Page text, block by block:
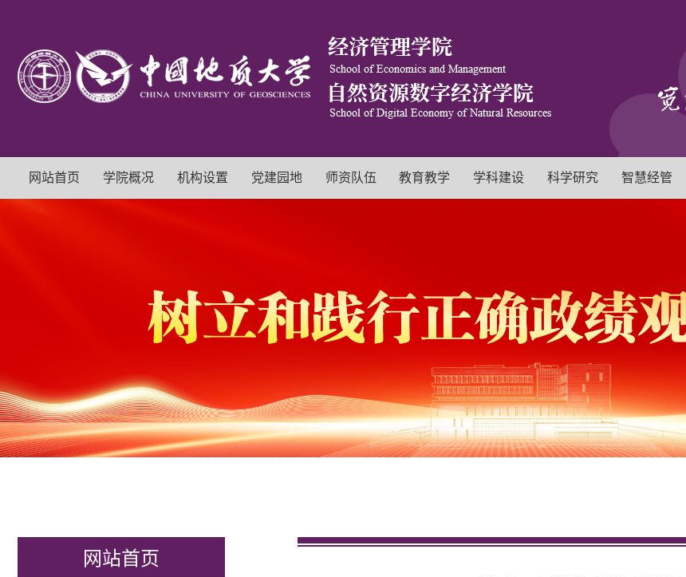
网站首页 学院概况 机构设置 党建园地 师资队伍 教育教学 学科建设 科学研究 智慧经管
网站首页